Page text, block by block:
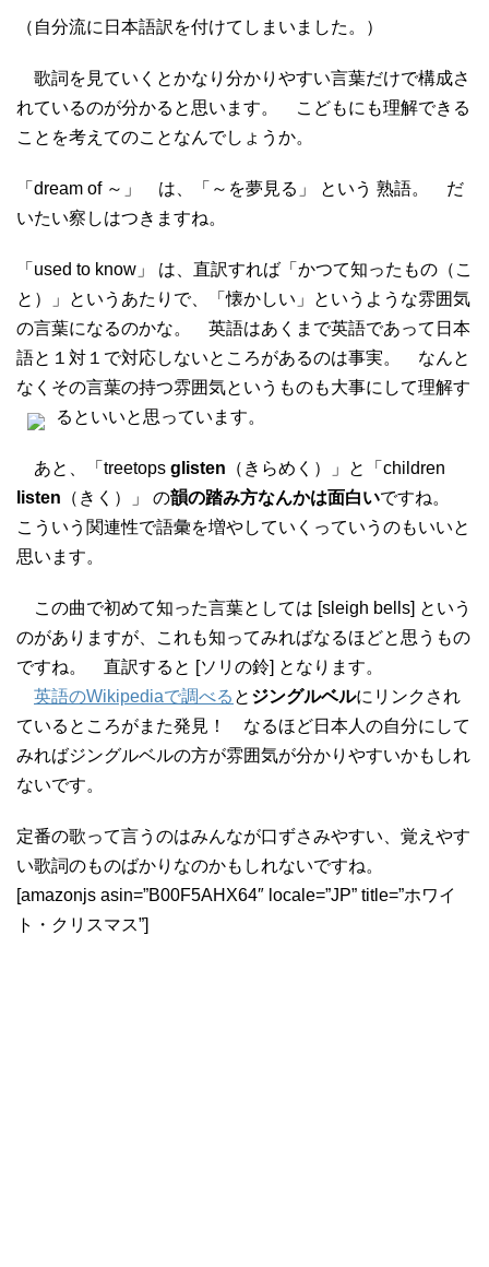
（自分流に日本語訳を付けてしまいました。）
歌詞を見ていくとかなり分かりやすい言葉だけで構成さ
れているのが分かると思います。 こどもにも理解できる
ことを考えてのことなんでしょうか。
「dream of ～」 は、「～を夢見る」 という 熟語。 だ
いたい察しはつきますね。
「used to know」 は、直訳すれば「かつて知ったもの（こ
と）」というあたりで、「懐かしい」というような雰囲気
の言葉になるのかな。 英語はあくまで英語であって日本
語と１対１で対応しないところがあるのは事実。 なんと
なくその言葉の持つ雰囲気というものも大事にして理解す
るといいと思っています。
あと、「treetops glisten （きらめく）」と「children
listen （きく）」 の韻の踏み方なんかは面白いですね。
こういう関連性で語彙を増やしていくっていうのもいいと
思います。
この曲で初めて知った言葉としては [sleigh bells] という
のがありますが、これも知ってみればなるほどと思うもの
ですね。 直訳すると [ソリの鈴] となります。
英語のWikipediaで調べる と ジングルベルにリンクされ
ているところがまた発見！ なるほど日本人の自分にして
みればジングルベルの方が雰囲気が分かりやすいかもしれ
ないです。
定番の歌って言うのはみんなが口ずさみやすい、覚えやす
い歌詞のものばかりなのかもしれないですね。
[amazonjs asin=”B00F5AHX64″ locale=”JP” title=”ホワイ
ト・クリスマス”]